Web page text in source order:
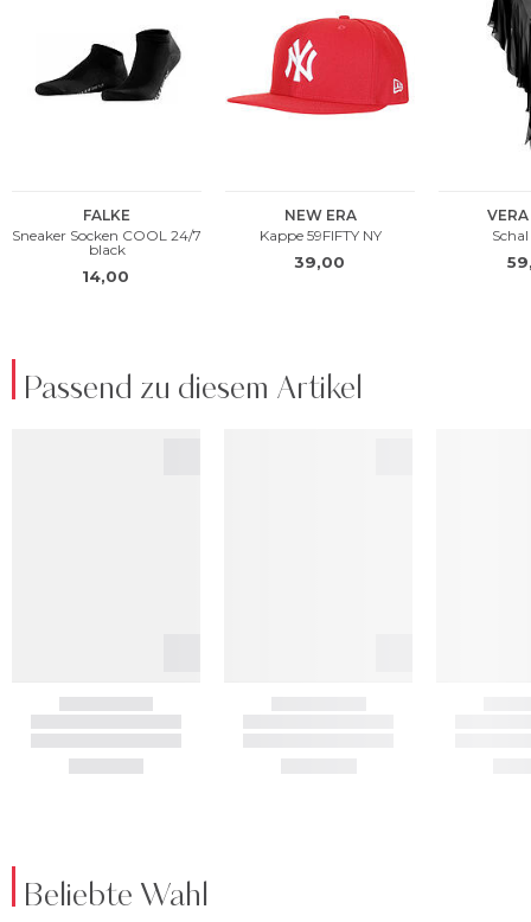
Passend zu diesem Artikel
Beliebte Wahl